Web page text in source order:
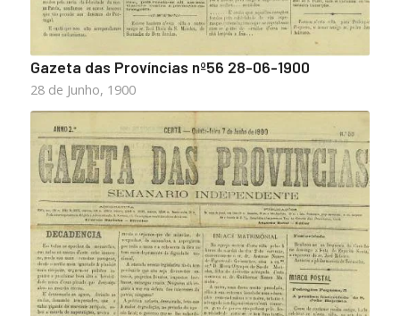
Gazeta das Províncias nº56 28-06-1900
28 de Junho, 1900